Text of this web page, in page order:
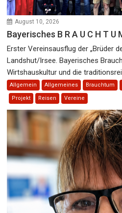
August 10, 2026
Bayerisches B R A U C H T U
Erster Vereinsausflug der „Brüder
Landshut/Irsee. Bayerisches
Wirtshauskultur und die
Allgemein Allgemeines Brauchtum
Projekt Reisen Vereine